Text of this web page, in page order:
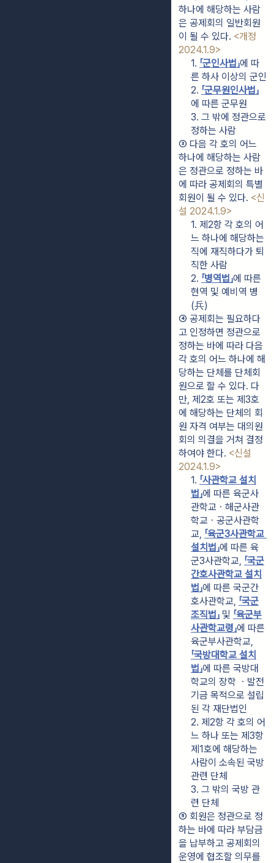
하나에 해당하는 사람
은 공제회의 일반회원
이 될 수 있다. <개정
2024.1.9>
1. 「군인사법」에 따
른 하사 이상의 군인
2. 「군무원인사법」
에 따른 군무원
3. 그 밖에 정관으로
정하는 사람
③ 다음 각 호의 어느
하나에 해당하는 사람
은 정관으로 정하는 바
에 따라 공제회의 특별
회원이 될 수 있다. <신
설 2024.1.9>
1. 제2항 각 호의 어
느 하나에 해당하는
직에 재직하다가 퇴
직한 사람
2. 「병역법」에 따른
현역 및 예비역 병
(兵)
④ 공제회는 필요하다
고 인정하면 정관으로
정하는 바에 따라 다음
각 호의 어느 하나에 해
당하는 단체를 단체회
원으로 할 수 있다. 다
만, 제2호 또는 제3호
에 해당하는 단체의 회
원 자격 여부는 대의원
회의 의결을 거쳐 결정
하여야 한다. <신설
2024.1.9>
1. 「사관학교 설치
법」에 따른 육군사
관학교ㆍ해군사관
학교ㆍ공군사관학
교, 「육군3사관학교
설치법」에 따른 육
군3사관학교, 「국군
간호사관학교 설치
법」에 따른 국군간
호사관학교, 「국군
조직법」 및 「육군부
사관학교령」에 따른
「국방대학교 설치
법」에 따른 국방대
학교의 장학 ㆍ발전
기금 목적으로 설립
된 각 재단법인
2. 제2항 각 호의 어
느 하나 또는 제3항
제1호에 해당하는
사람이 소속된 국방
관련 단체
3. 그 밖의 국방 관
련 단체
⑤ 회원은 정관으로 정
하는 바에 따라 부담금
을 납부하고 공제회의
운영에 협조할 의무를